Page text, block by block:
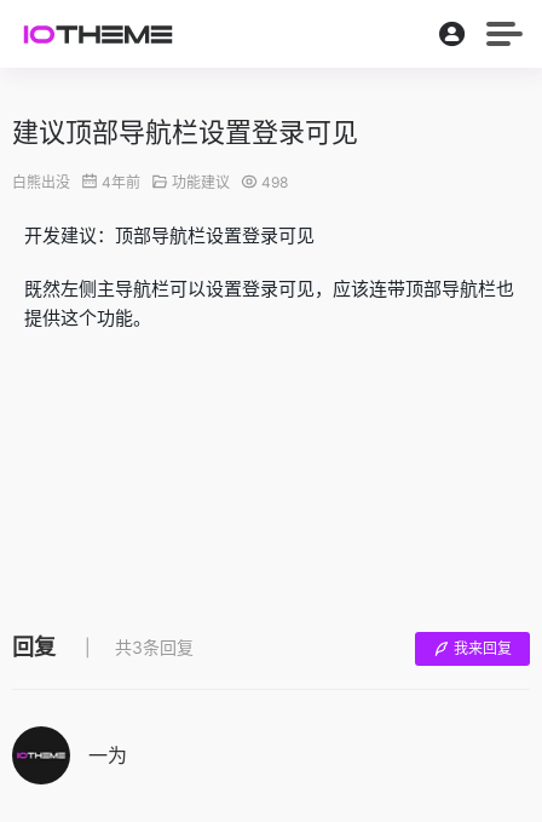
建议顶部导航栏设置登录可见
白熊出没 4年前 功能建议 498
开发建议：顶部导航栏设置登录可见
既然左侧主导航栏可以设置登录可见，应该连带顶部导航栏也
提供这个功能。
回复 共3条回复 我来回复
一为